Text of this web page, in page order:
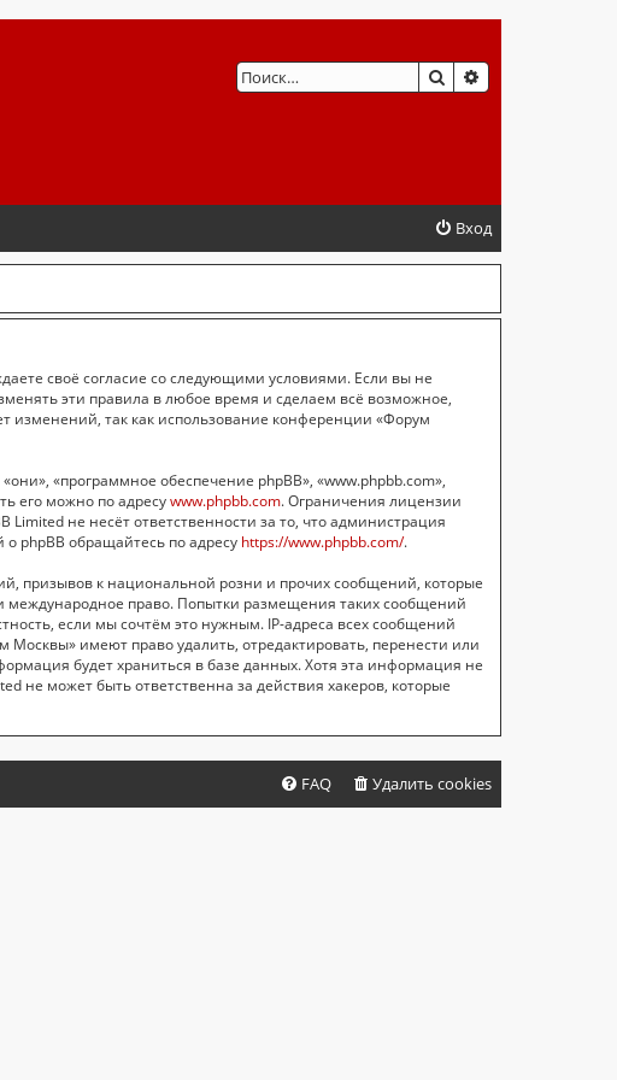
ПОИСК
Вход
своё согласие со следующими условиями. Если вы не
эти правила в любое время и сделаем всё возможное,
изменений, так как использование конференции «Форум
«программное обеспечение phpBB», «www.phpbb.com»,
его можно по адресуwww.phpbb.com. Ограничения лицензии
не несёт ответственности за то, что администрация
phpBB обращайтесь по адресу https://www.phpbb.com/.
призывов к национальной розни и прочих сообщений, которые
международное право. Попытки размещения таких сообщений
если мы сочтём это нужным. IP-адреса всех сообщений
имеют право удалить, отредактировать, перенести или
будет храниться в базе данных. Хотя эта информация не
может быть ответственна за действия хакеров, которые
Удалить cookies
FAQ